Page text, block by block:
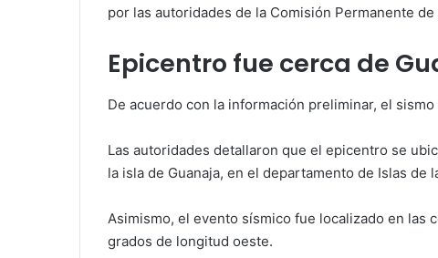
por las autoridades de la Comisión Permanente
Epicentro fue cerca de
De acuerdo con la información preliminar, el
Las autoridades detallaron que el epicentro se
la isla de Guanaja, en el departamento de Islas de
Asimismo, el evento sísmico fue localizado en las
grados de longitud oeste.